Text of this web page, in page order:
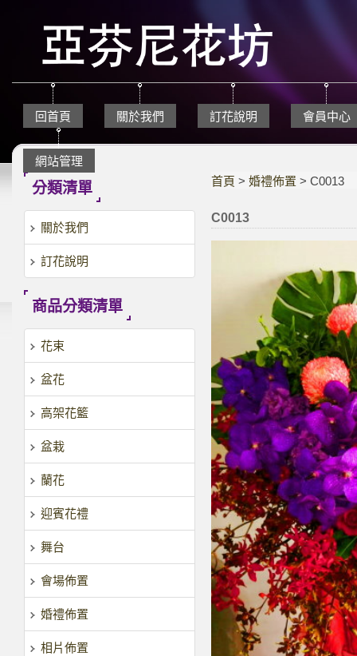
回首頁 關於我們 訂花說明 會員中心
網站管理
分類清單
關於我們
訂花說明
商品分類清單
花束
盆花
高架花籃
盆栽
蘭花
迎賓花禮
舞台
會場佈置
婚禮佈置
相片佈置
首頁 >婚禮佈置 > C0013
C0013